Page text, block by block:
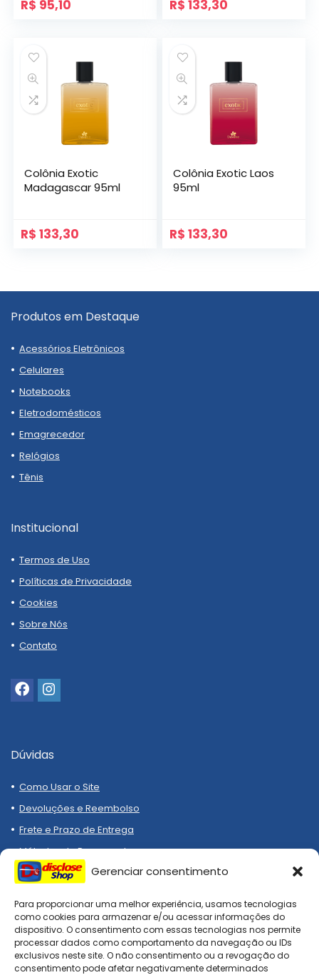
Gerenciar consentimento
Para proporcionar uma melhor experiência, usamos tecnologias
como cookies para armazenar e/ou acessar informações do
dispositivo. O consentimento com essas tecnologias nos permite
processar dados como comportamento da navegação ou IDs
exclusivos neste site. O não consentimento ou a revogação do
consentimento pode afetar negativamente determinados
R$ 95,10 R$ 133,30
Colônia Exotic
Madagascar 95ml
R$ 133,30
Colônia Exotic Laos
95ml
R$ 133,30
Produtos em Destaque
Acessórios Eletrônicos
Celulares
Notebooks
Eletrodomésticos
Emagrecedor
Relógios
Tênis
Institucional
Termos de Uso
Políticas de Privacidade
Cookies
Sobre Nós
Contato
Dúvidas
Como Usar o Site
Devoluções e Reembolso
Frete e Prazo de Entrega
Métodos de Pagamento
Compre melhor, compra
segura!